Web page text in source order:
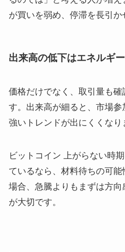
が買いを弱め、停滞を長引か
出来高の低下はエネルギ
価格だけでなく、取引量も
す。出来高が細ると、市場参
強いトレンドが出にくくなり
ビットコイン 上がらない時
ているなら、材料待ちの可
場合、急騰よりもまずは方向
が大切です。